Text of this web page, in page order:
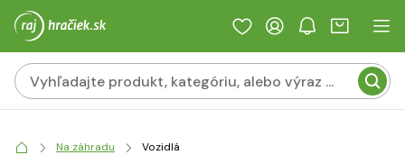
Na záhradu Vozidlá